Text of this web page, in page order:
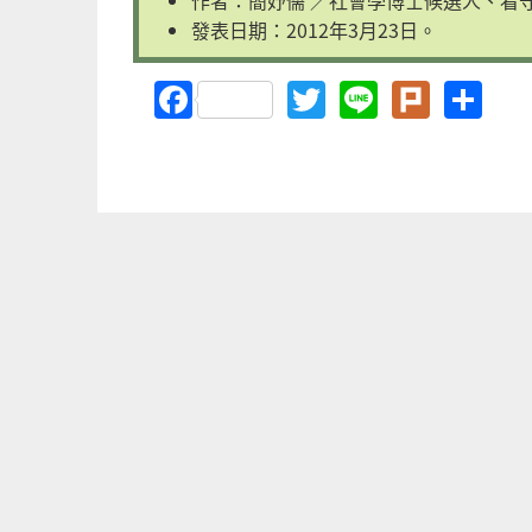
發表日期：2012年3月23日。
FacebookTwitter
LinePlurk